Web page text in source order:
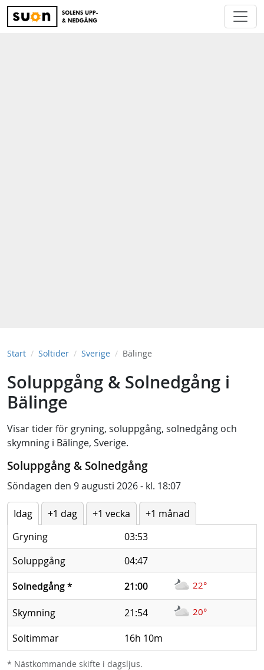
Start Soltider Sverige Bälinge
Soluppgång & Solnedgång i
Bälinge
Visar tider för gryning, soluppgång, solnedgång och
skymning i Bälinge, Sverige.
Soluppgång & Solnedgång
Söndagen den 9 augusti 2026 - kl. 18:07
Idag +1 dag +1 vecka
+1 månad
Gryning
03:53
Soluppgång
04:47
Solnedgång* 21:00 22°
Skymning 21:54 20°
Soltimmar 16h 10m
* Nästkommande skifte i dagsljus.